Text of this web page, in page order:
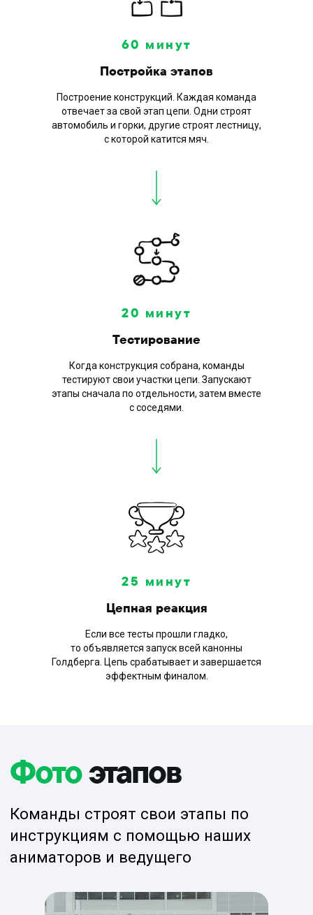
60 минут
Постройка этапов
Построение конструкций. Каждая команда
отвечает за свой этап цепи. Одни строят
автомобиль и горки, другие строят лестницу,
с которой катится мяч.
20 минут
Тестирование
Когда конструкция собрана, команды
тестируют свои участки цепи. Запускают
этапы сначала по отдельности, затем вместе
с соседями.
25 минут
Цепная реакция
Если все тесты прошли гладко,
то объявляется запуск всей канонны
Голдберга. Цепь срабатывает и завершается
эффектным финалом.
Реквизит ичто
в тимбилдинг
всех инструментов и материалов